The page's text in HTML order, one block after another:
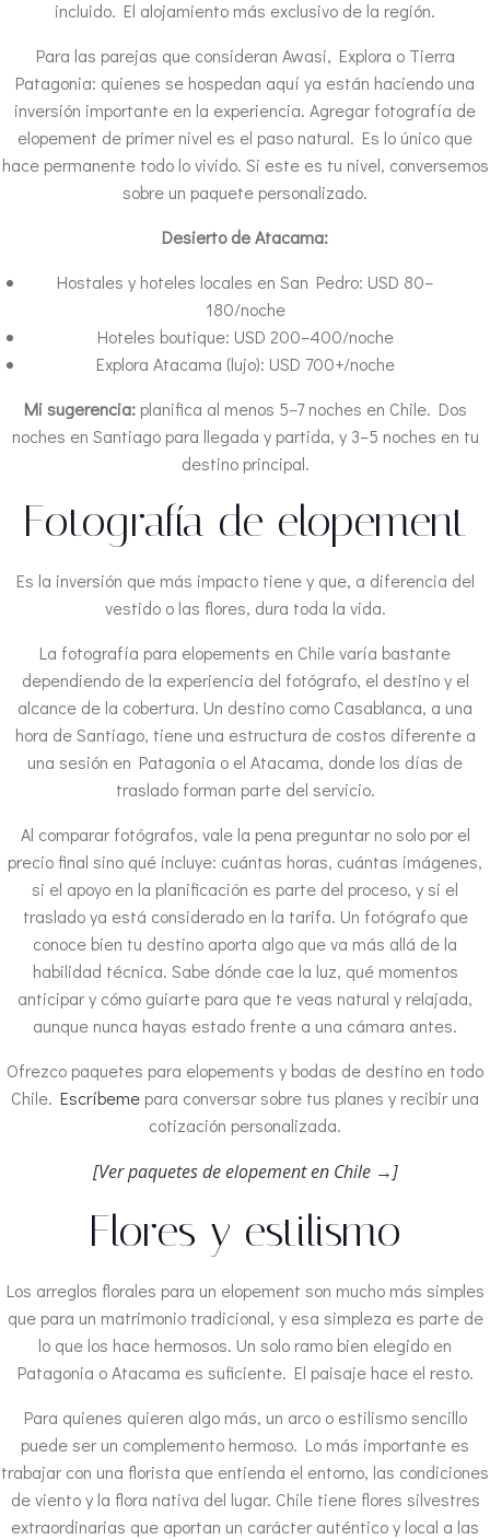
incluido. El alojamiento más exclusivo de la región.
Para las parejas que consideran Awasi, Explora o Tierra
Patagonia: quienes se hospedan aquí ya están haciendo una
inversión importante en la experiencia. Agregar fotografía de
elopement de primer nivel es el paso natural. Es lo único que
hace permanente todo lo vivido. Si este es tu nivel, conversemos
sobre un paquete personalizado.
Desierto de Atacama:
Hostales y hoteles locales en San Pedro: USD 80–
180/noche
Hoteles boutique: USD 200–400/noche
Explora Atacama (lujo): USD 700+/noche
Mi sugerencia:planifica al menos 5–7 noches en Chile. Dos
noches en Santiago para llegada y partida, y 3–5 noches en tu
destino principal.
Fotografía de elopement
Es la inversión que más impacto tiene y que, a diferencia del
vestido o las flores, dura toda la vida.
La fotografía para elopements en Chile varía bastante
dependiendo de la experiencia del fotógrafo, el destino y el
alcance de la cobertura. Un destino como Casablanca, a una
hora de Santiago, tiene una estructura de costos diferente a
una sesión en Patagonia o el Atacama, donde los días de
traslado forman parte del servicio.
Al comparar fotógrafos, vale la pena preguntar no solo por el
precio final sino qué incluye: cuántas horas, cuántas imágenes,
si el apoyo en la planificación es parte del proceso, y si el
traslado ya está considerado en la tarifa. Un fotógrafo que
conoce bien tu destino aporta algo que va más allá de la
habilidad técnica. Sabe dónde cae la luz, qué momentos
anticipar y cómo guiarte para que te veas natural y relajada,
aunque nunca hayas estado frente a una cámara antes.
Ofrezco paquetes para elopements y bodas de destino en todo
Chile. Escríbeme para conversar sobre tus planes y recibir una
cotización personalizada.
[Ver paquetes de elopement en Chile →]
Flores y estilismo
Los arreglos florales para un elopement son mucho más simples
que para un matrimonio tradicional, y esa simpleza es parte de
lo que los hace hermosos. Un solo ramo bien elegido en
Patagonia o Atacama es suficiente. El paisaje hace el resto.
Para quienes quieren algo más, un arco o estilismo sencillo
puede ser un complemento hermoso. Lo más importante es
trabajar con una florista que entienda el entorno, las condiciones
de viento y la flora nativa del lugar. Chile tiene flores silvestres
extraordinarias que aportan un carácter auténtico y local a las